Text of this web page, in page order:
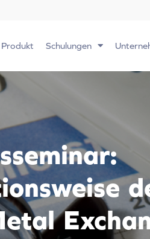
Produkt Schulungen